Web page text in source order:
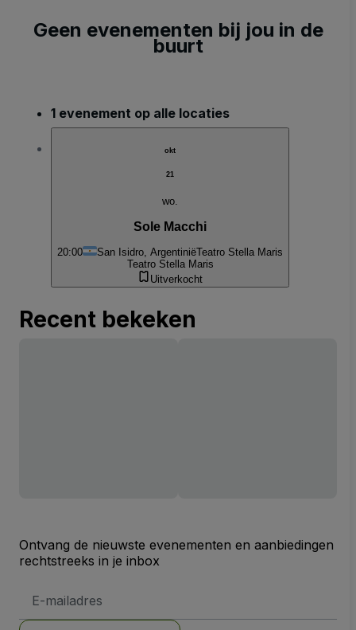
Geen evenementen bij jou in de
buurt
1 evenement op alle locaties
okt
21
wo.
Sole Macchi
20:00 San Isidro, ArgentiniëTeatro Stella Maris
Teatro Stella Maris
Uitverkocht
Recent bekeken
Ontvang de nieuwste evenementen en aanbiedingen
rechtstreeks in je inbox
mailadres